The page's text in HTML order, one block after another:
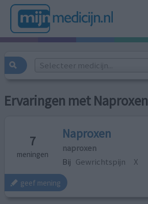
Selecteer medicijn...
Ervaringen met Naproxen
7
meningen
Naproxen
naproxen
Bij Gewrichtspijn X
geef mening